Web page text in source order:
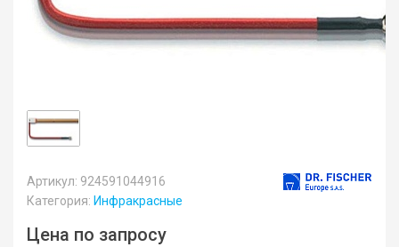
Артикул: 924591044916
Категория: Инфракрасные
Цена по запросу